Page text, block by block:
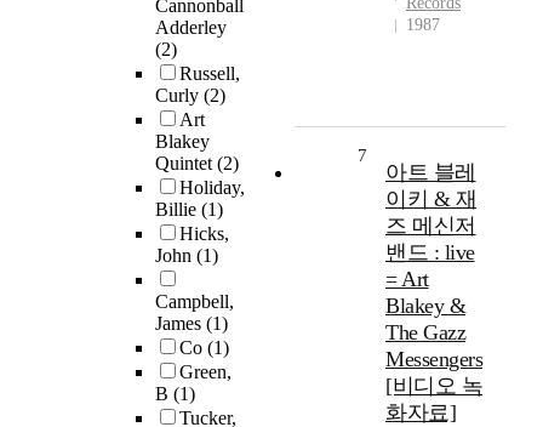
Cannonball
Adderley
(2)
Russell,
Curly (2)
Art
Blakey
Quintet(2)
Holiday,
Billie (1)
Hicks,
John (1)
Campbell,
James (1)
Co (1)
Green,
B (1)
Tucker,
1987
7
아트 블레
이키 & 재
즈 메신저
밴드 : live
= Art
Blakey &
The Gazz
Messengers
[비디오 녹
화자료]